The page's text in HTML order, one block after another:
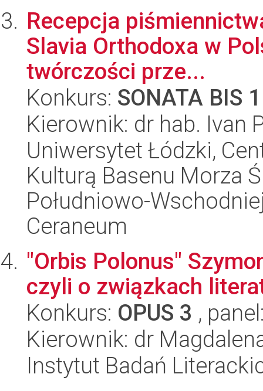
Recepcja
Slavia Orthodoxa w
twórczości prze...
Konkurs: SONATA BIS 1
Kierownik: dr hab. Ivan
Uniwersytet Łódzki,
Kulturą Basenu Morza
Południowo-
Ceraneum
"Orbis Polonus"
czyli o związkach
Konkurs: OPUS 3 ,
Kierownik: dr
Instytut Badań